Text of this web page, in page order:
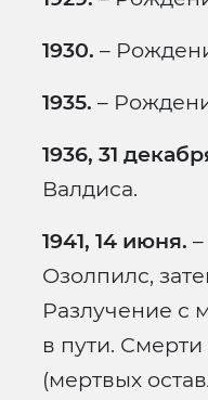
1930. –
1935. –
1936, 31
Валдиса.
1941, 14 июня.
Озолпилс,
Разлучение с
в пути.
(мертвых